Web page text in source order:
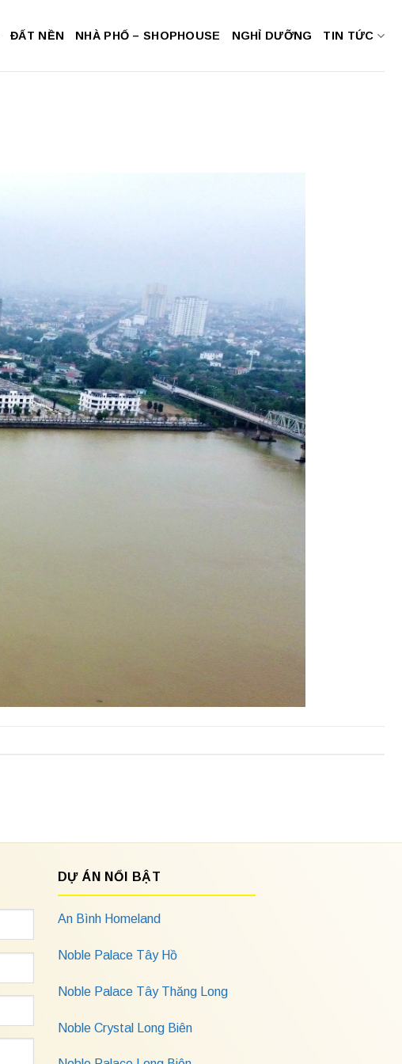
ĐẤT NỀN NHÀ PHỐ – SHOPHOUSE NGHỈ DƯỠNG TIN TỨC
DỰ ÁN NỔI BẬT
An Bình Homeland
Noble Palace Tây Hồ
Noble Palace Tây Thăng Long
Noble Crystal Long Biên